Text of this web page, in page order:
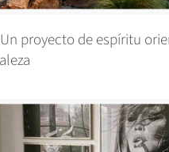
Un proyecto de espíritu